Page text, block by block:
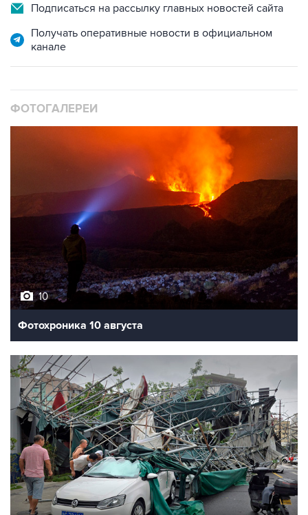
Подписаться на рассылку главных новостей сайта
Получать оперативные новости в официальном
канале
ФОТОГАЛЕРЕИ
10
Фотохроника 10 августа